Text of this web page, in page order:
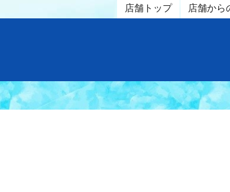
店舗トップ 店舗から